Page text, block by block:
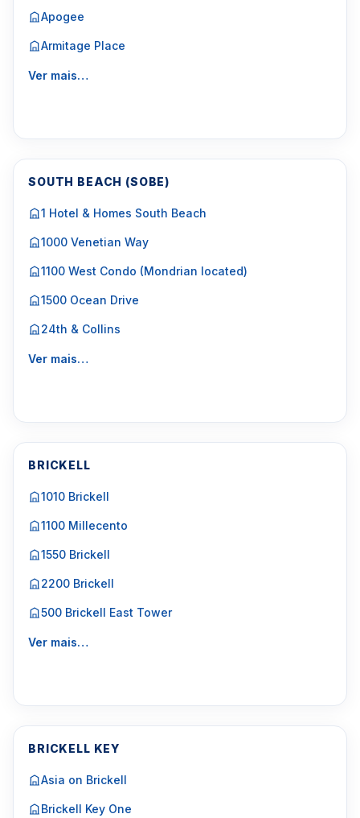
Apogee
Armitage Place
Ver mais…
SOUTH BEACH (SOBE)
1 Hotel & Homes South Beach
1000 Venetian Way
1100 West Condo (Mondrian located)
1500 Ocean Drive
24th & Collins
Ver mais…
BRICKELL
1010 Brickell
1100 Millecento
1550 Brickell
2200 Brickell
500 Brickell East Tower
Ver mais…
BRICKELL KEY
Asia on Brickell
Brickell Key One